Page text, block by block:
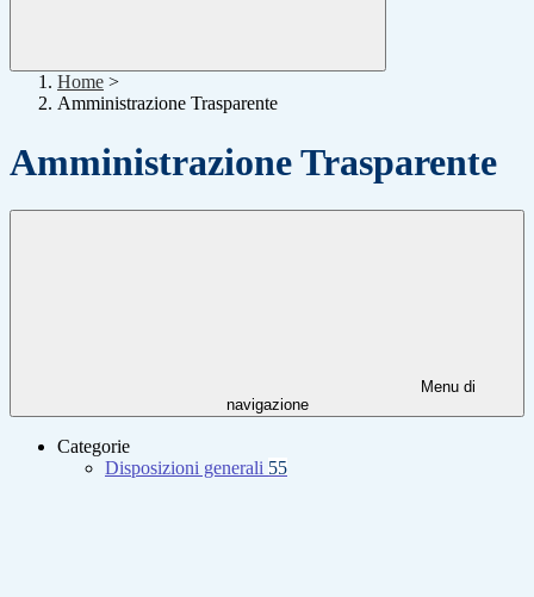
Home >
Amministrazione Trasparente
Amministrazione Trasparente
Menu di
navigazione
Categorie
Disposizioni generali 55